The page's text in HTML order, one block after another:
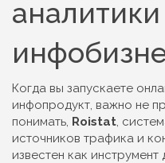
аналитики
Когда вы запускаете
инфопродукт, важно не
понимать, Roistat,
источников трафика и
известен как